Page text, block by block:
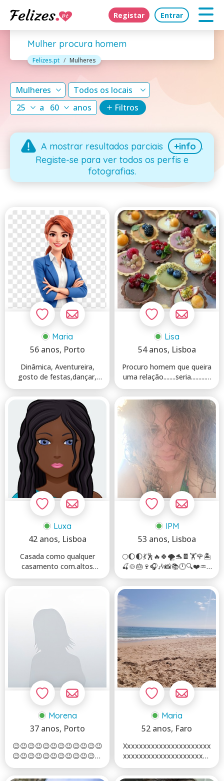
Registar Entrar
Mulher procura homem
Felizes.pt Mulheres
Mulheres
Todos os locais
25
a 60 anos Filtros
A mostrar resultados parciais +info .
Registe-se para ver todos os perfis e
fotografias.
Maria
56 anos, Porto
Dinâmica, Aventureira,
gosto de festas,dançar,
sou sociavel😃 A vi...
Lisa
54 anos, Lisboa
Procuro homem que queira
uma relação........seria.............
.........
Luxa
42 anos, Lisboa
Casada como qualquer
casamento com.altos
e.baixos ,aqui para
encontrar...
IPM
53 anos, Lisboa
🌕🌔🌓💃🕺🔥🍀🌪️🐬🍫🏋️🌹🏝️
🍒🍲🎂🍷🎧🎶📸📚🕛🔍❤️♒⁉️
7️⃣🫣😈😇🤡💋👅�...
Morena
37 anos, Porto
😉😉😉😉😉😉😉😉😉😉😉😉
😉😉😉😉😉😉😉😉😉😉😉😉
😉😉😂😂😂😂😂😂😂😂
😂...
Maria
52 anos, Faro
Xxxxxxxxxxxxxxxxxxxxxx
xxxxxxxxxxxxxxxxxxxxxx
xxxxxxxxxxxxxxxxxxxxxx
xxxx...